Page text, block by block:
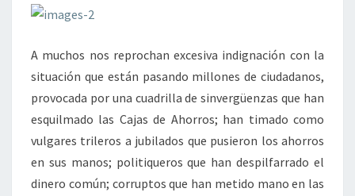
A muchos nos reprochan excesiva indignación con la
situación que están pasando millones de ciudadanos,
provocada por una cuadrilla de sinvergüenzas que han
esquilmado las Cajas de Ahorros; han timado como
vulgares trileros a jubilados que pusieron los ahorros
en sus manos; politiqueros que han despilfarrado el
dinero común; corruptos que han metido mano en las